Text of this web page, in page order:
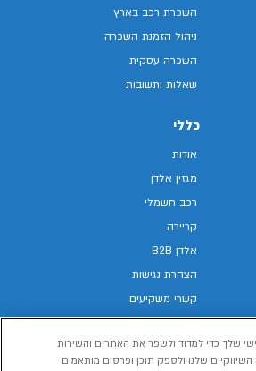
השכרת רכב בארץ
ניהול הזמנת השכרה
השכרה עסקית
שאלות ותשובות
כללי
אודות
מגזין אלדן
רכב חשמלי
קריירה
אלדן B2B
הצהרת נגישות
קשרי משקיעים
מפת האתר
מדיניות פרטיות
שלך כדי למדוד ולשפר את האתרים והשירות
השיווקיים שלנו ולספק תוכן ופרסום מותאמים